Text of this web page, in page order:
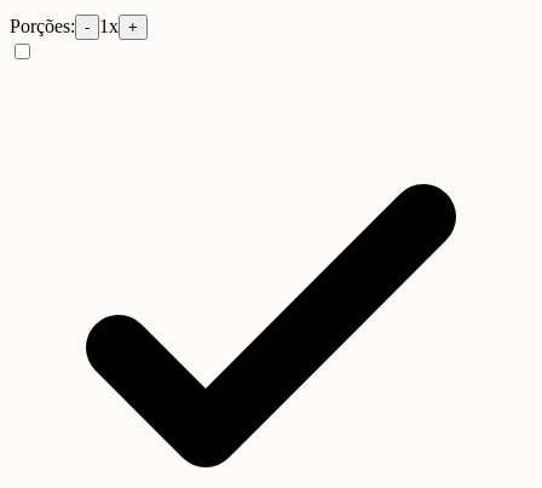
Porções: - 1x +